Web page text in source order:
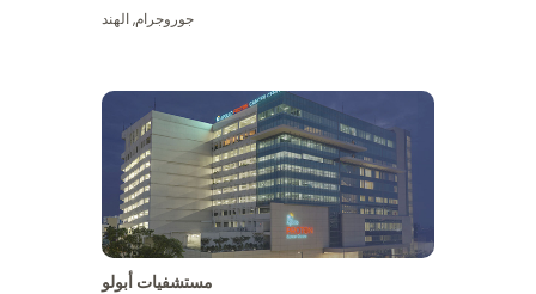
جوروجرام,الهند
مستشفيات أبولو